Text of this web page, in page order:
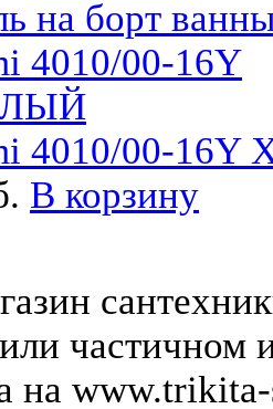
4010/00-16Y
В корзину
частичном
на